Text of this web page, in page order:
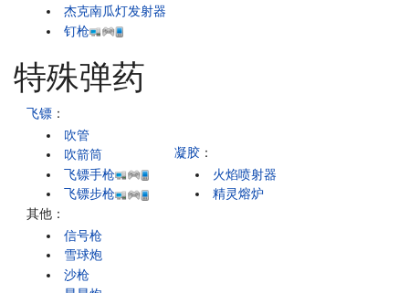
杰克南瓜灯发射器
钉枪
特殊弹药
飞镖 ：
吹管
吹箭筒
飞镖手枪
飞镖步枪
凝胶 ：
火焰喷射器
精灵熔炉
其他：
信号枪
雪球炮
沙枪